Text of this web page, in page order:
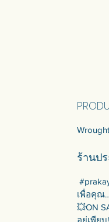
ร้านป
เพื่อคุณ
💥ON
อยู่เพียบ